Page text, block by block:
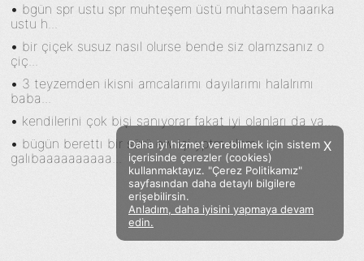
Facebook Twitter Instagram
Sözümoki © 2020 - V.8
• bgün spr ustu spr muhteşem üstü muhtasem haarıka
ustu h...
• bir çiçek susuz nasıl olurse bende siz olamzsanız o
çiç...
• 3 teyzemden ikisni amcalarımı dayılarımı halalrımı
baba...
• kendilerini çok bişi sanıyorar fakat iyi olanları da va...
• bügün berettı bir sürü ew işi yptm olcm
galıbaaaaaaaaaa...
X
Daha iyi hizmet verebilmek için sistem
içerisinde çerezler (cookies)
kullanmaktayız. "Çerez Politikamız"
sayfasından daha detaylı bilgilere
erişebilirsin.
Anladım, daha iyisini yapmaya devam
edin.